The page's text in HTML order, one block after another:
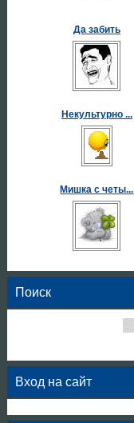
Да забить
Некультурно ...
Мишка с четы...
Поиск
Вход на сайт